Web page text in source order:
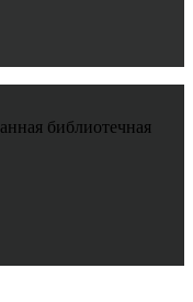
библиотечная